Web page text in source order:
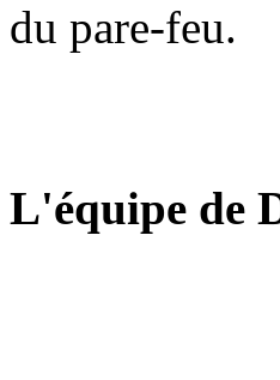
du pare-feu.
L'équipe de